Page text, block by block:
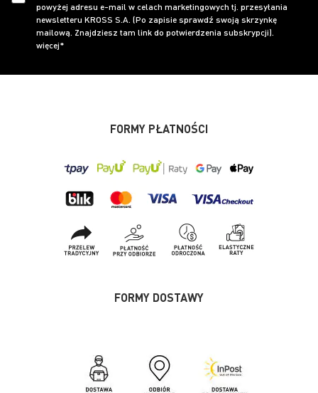
powyżej adresu e-mail w celach marketingowych tj. przesyłania
newsletteru KROSS S.A. (Po zapisie sprawdź swoją skrzynkę
mailową. Znajdziesz tam link do potwierdzenia subskrypcji).
więcej*
FORMY PŁATNOŚCI
FORMY DOSTAWY